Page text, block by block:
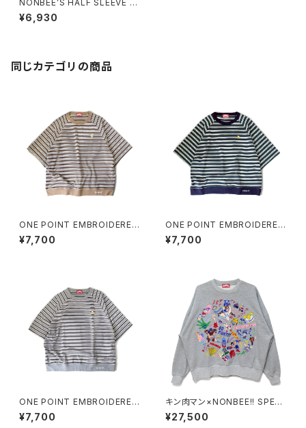
NONBEE’S HALF SLEEVE “S
WEATee” grey
¥6,930
同じカテゴリの商品
ONE POINT EMBROIDERED
“beer” MULTI BORDER HS
¥7,700
ONE POINT EMBROIDERED
“beer” MULTI BORDER HS
¥7,700
ONE POINT EMBROIDERED
“beer” MULTI BORDER HS
¥7,700
キン肉マン×NONBEE!! SPECI
AL COLLAB EMBROIDERED
SWEAT gray/colorful
¥27,500